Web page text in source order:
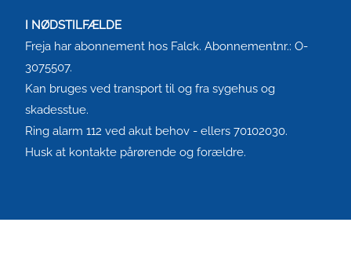
I NØDSTILFÆLDE
Freja har abonnement hos Falck. Abonnementnr.: O-
3075507.
Kan bruges ved transport til og fra sygehus og
skadesstue.
Ring alarm 112 ved akut behov - ellers 70102030.
Husk at kontakte pårørende og forældre.